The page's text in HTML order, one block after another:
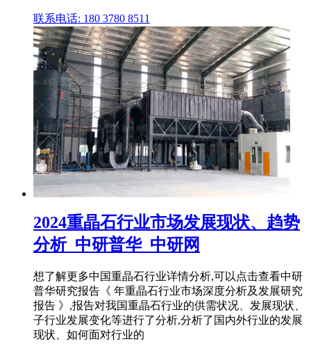
联系电话: 180 3780 8511
2024重晶石行业市场发展现状、趋势
分析_中研普华_中研网
想了解更多中国重晶石行业详情分析,可以点击查看中研
普华研究报告《 年重晶石行业市场深度分析及发展研究
报告 》,报告对我国重晶石行业的供需状况、发展现状、
子行业发展变化等进行了分析,分析了国内外行业的发展
现状、如何面对行业的